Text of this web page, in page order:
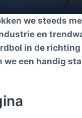
we steeds
en
in de
we een handig